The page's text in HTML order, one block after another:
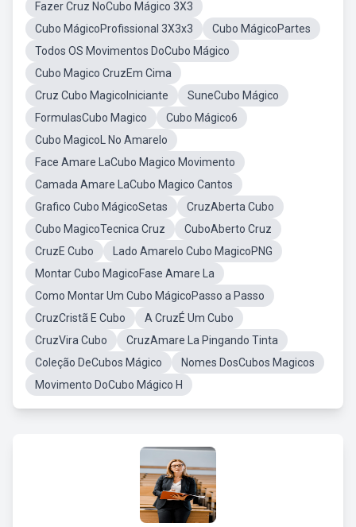
Fazer Cruz NoCubo Mágico 3X3
Cubo MágicoProfissional 3X3x3
Cubo MágicoPartes
Todos OS Movimentos DoCubo Mágico
Cubo Magico CruzEm Cima
Cruz Cubo MagicoIniciante
SuneCubo Mágico
FormulasCubo Magico
Cubo Mágico6
Cubo MagicoL No Amarelo
Face Amare LaCubo Magico Movimento
Camada Amare LaCubo Magico Cantos
Grafico Cubo MágicoSetas
CruzAberta Cubo
Cubo MagicoTecnica Cruz
CuboAberto Cruz
CruzE Cubo
Lado Amarelo Cubo MagicoPNG
Montar Cubo MagicoFase Amare La
Como Montar Um Cubo MágicoPasso a Passo
CruzCristã E Cubo
A CruzÉ Um Cubo
CruzVira Cubo
CruzAmare La Pingando Tinta
Coleção DeCubos Mágico
Nomes DosCubos Magicos
Movimento DoCubo Mágico H